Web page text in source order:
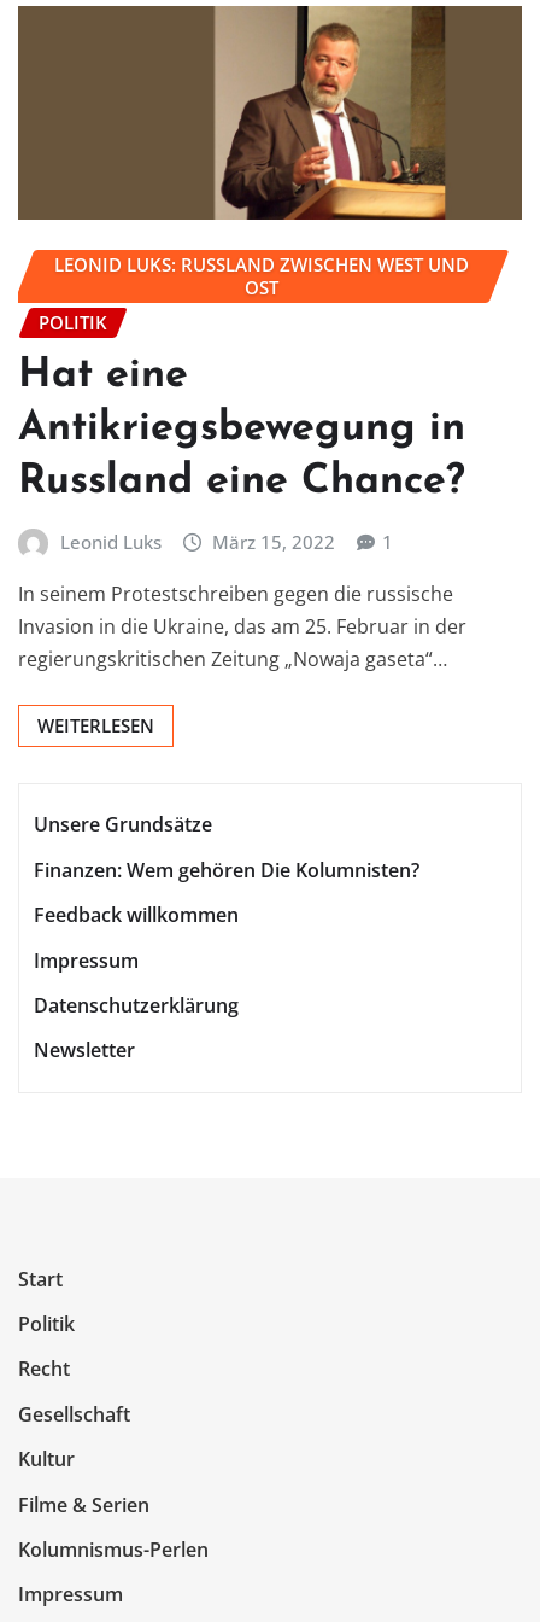
LEONID LUKS: RUSSLAND ZWISCHEN WEST UND
OST
POLITIK
Hat eine
Antikriegsbewegung in
Russland eine Chance?
Leonid Luks März 15, 2022 1
In seinem Protestschreiben gegen die russische
Invasion in die Ukraine, das am 25. Februar in der
regierungskritischen Zeitung „Nowaja gaseta“…
WEITERLESEN
Unsere Grundsätze
Finanzen: Wem gehören Die Kolumnisten?
Feedback willkommen
Impressum
Datenschutzerklärung
Newsletter
Start
Politik
Recht
Gesellschaft
Kultur
Filme & Serien
Kolumnismus-Perlen
Impressum